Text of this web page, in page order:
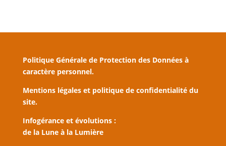
Politique Générale de Protection des Données à
caractère personnel.
Mentions légales et politique de confidentialité du
site.
Infogérance et évolutions :
de la Lune à la Lumière